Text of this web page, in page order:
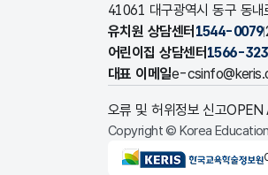
41061 대구광역시 동구 동
유치원 상담센터 1544-0079
어린이집 상담센터 1566-
대표 이메일e-
오류 및 허위정보 신고OPEN
Copyright © Korea
KERIS한국교육학술정보원